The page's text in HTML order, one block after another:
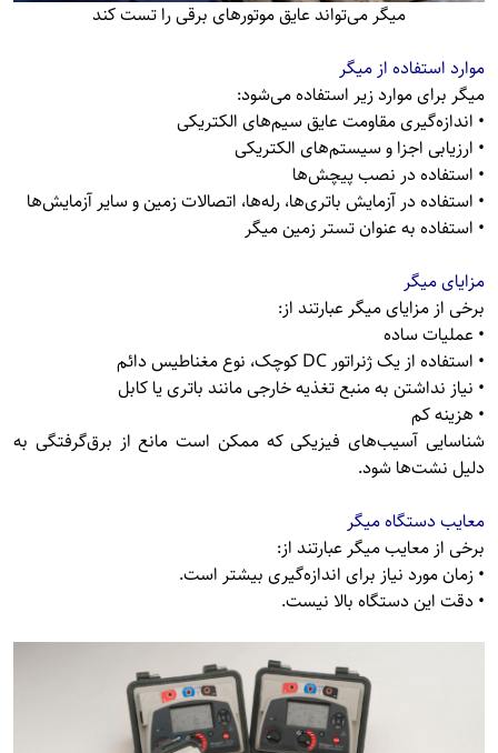
میگر می‌تواند عایق موتورهای برقی را تست کند
موارد استفاده‌ از میگر
میگر برای موارد زیر استفاده می‌شود:
• اندازه‌گیری مقاومت عایق سیم‌های الکتریکی
• ارزیابی اجزا و سیستم‌های الکتریکی
• استفاده در نصب پیچش‌ها
• استفاده در آزمایش باتری‌ها، رله‌ها، اتصالات زمین و سایر آزمایش‌ها
• استفاده به عنوان تستر زمین میگر
مزایای میگر
برخی از مزایای میگر عبارتند از:
• عملیات ساده
• استفاده از یک ژنراتور DC کوچک، نوع مغناطیس دائم
• نیاز نداشتن به منبع تغذیه خارجی مانند باتری یا کابل
• هزینه کم
شناسایی آسیب‌های فیزیکی که ممکن است مانع از برق‌گرفتگی به
دلیل نشت‌ها شود.
معایب دستگاه میگر
برخی از معایب میگر عبارتند از:
• زمان مورد نیاز برای اندازه‌گیری بیشتر است.
• دقت این دستگاه بالا نیست.